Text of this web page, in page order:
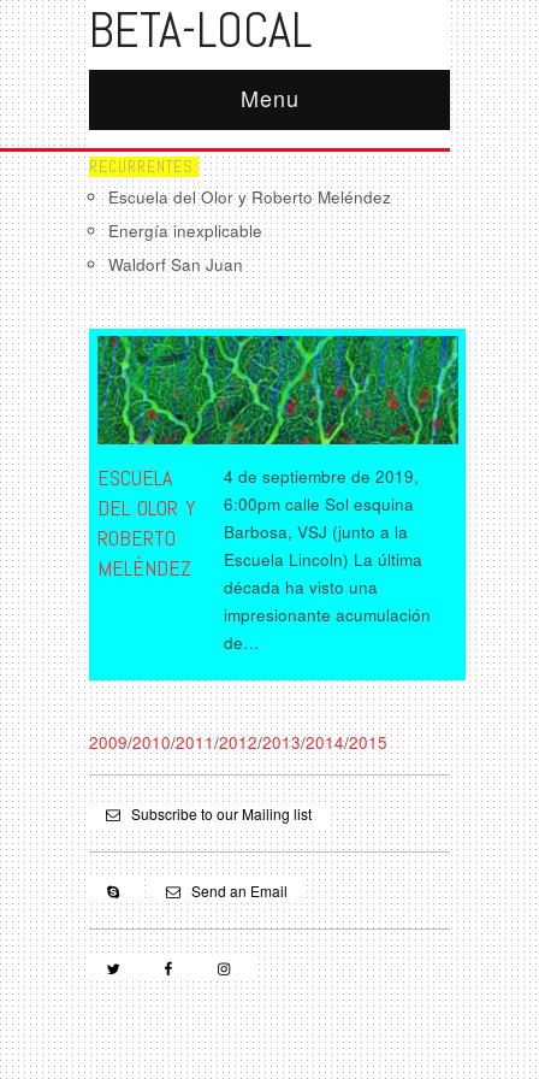
BETA-LOCAL
Menu
RECURRENTES:
Escuela del Olor y Roberto Meléndez
Energía inexplicable
Waldorf San Juan
ESCUELA
DEL OLOR Y
ROBERTO
MELÉNDEZ
4 de septiembre de 2019,
6:00pm calle Sol esquina
Barbosa, VSJ (junto a la
Escuela Lincoln) La última
década ha visto una
impresionante acumulación
de…
2009/2010/2011/2012/2013/2014/2015
Subscribe to our Mailing list
Send an Email